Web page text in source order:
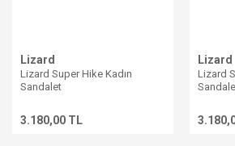
Lizard
Lizard Super Hike Kadın
Sandalet
3.180,00 TL
Lizard
Lizard